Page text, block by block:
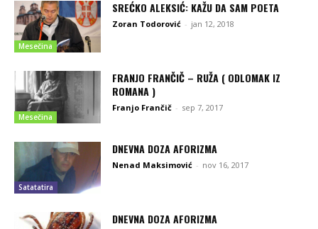
Mesečina
SREĆKO ALEKSIĆ: KAŽU DA SAM POETA
Zoran Todorović - jan 12, 2018
Mesečina
FRANJO FRANČIČ – RUŽA ( ODLOMAK IZ
ROMANA )
Franjo Frančič - sep 7, 2017
Satatatira
DNEVNA DOZA AFORIZMA
Nenad Maksimović - nov 16, 2017
DNEVNA DOZA AFORIZMA